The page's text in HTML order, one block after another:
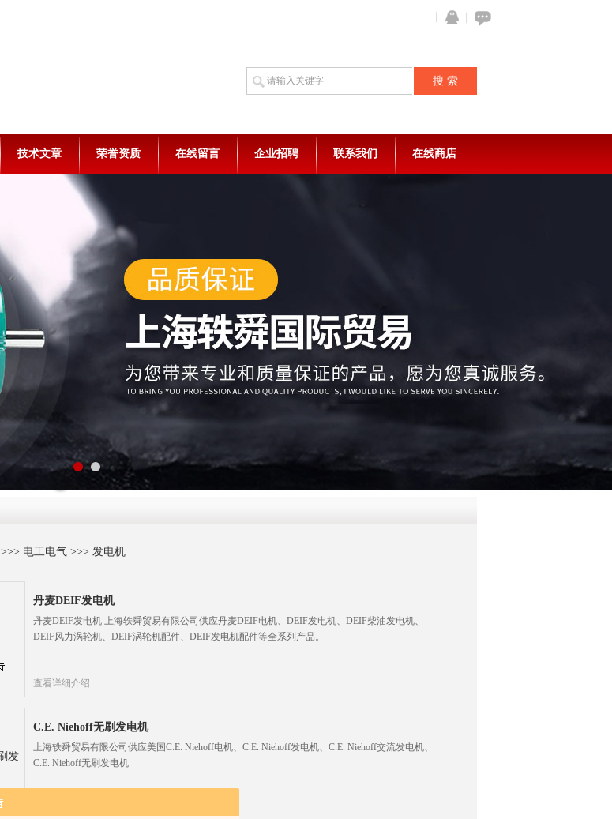
技术文章 荣誉资质 在线留言 企业招聘 联系我们 在线商店
>>> 电工电气 >>>发电机
丹麦DEIF发电机
丹麦DEIF发电机 上海轶舜贸易有限公司供应丹麦DEIF电机、DEIF发电机、DEIF柴油发电机、
DEIF风力涡轮机、DEIF涡轮机配件、DEIF发电机配件等全系列产品。
查看详细介绍
C.E. Niehoff无刷发电机
上海轶舜贸易有限公司供应美国C.E. Niehoff电机、C.E. Niehoff发电机、C.E. Niehoff交流发电机、
C.E. Niehoff无刷发电机